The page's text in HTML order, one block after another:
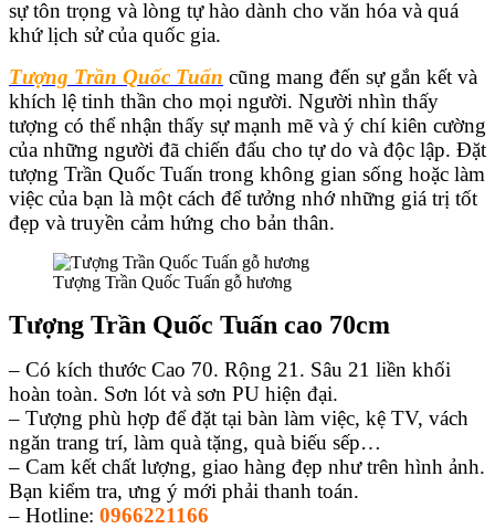
sự tôn trọng và lòng tự hào dành cho văn hóa và quá
khứ lịch sử của quốc gia.
Tượng Trần Quốc Tuấn cũng mang đến sự gắn kết và
khích lệ tinh thần cho mọi người. Người nhìn thấy
tượng có thể nhận thấy sự mạnh mẽ và ý chí kiên cường
của những người đã chiến đấu cho tự do và độc lập. Đặt
tượng Trần Quốc Tuấn trong không gian sống hoặc làm
việc của bạn là một cách để tưởng nhớ những giá trị tốt
đẹp và truyền cảm hứng cho bản thân.
Tượng Trần Quốc Tuấn gỗ hương
Tượng Trần Quốc Tuấn cao 70cm
– Có kích thước Cao 70. Rộng 21. Sâu 21 liền khối
hoàn toàn. Sơn lót và sơn PU hiện đại.
– Tượng phù hợp để đặt tại bàn làm việc, kệ TV, vách
ngăn trang trí, làm quà tặng, quà biếu sếp…
– Cam kết chất lượng, giao hàng đẹp như trên hình ảnh.
Bạn kiểm tra, ưng ý mới phải thanh toán.
– Hotline: 0966221166